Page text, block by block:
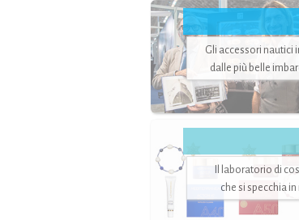
Gli accessori nautici
dalle più belle
Il laboratorio di
che si specchia in